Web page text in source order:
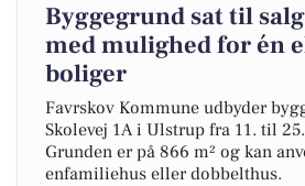
Byggegrund sat til
med mulighed for én
boliger
Favrskov Kommune udbyder
Skolevej 1A i Ulstrup fra 11. til
Grunden er på 866 m² og kan
enfamiliehus eller dobbelthus.